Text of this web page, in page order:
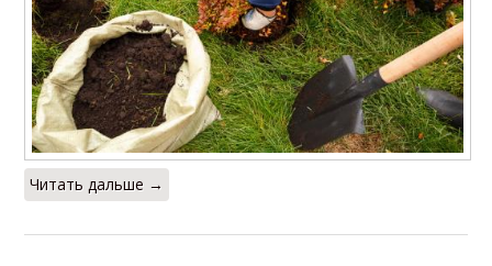
Читать дальше →